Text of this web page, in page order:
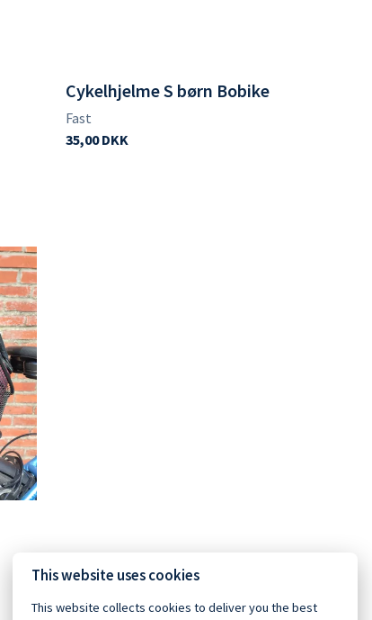
Cykelhjelme S børn Bobike
This website uses cookies
This website collects cookies to deliver you the best